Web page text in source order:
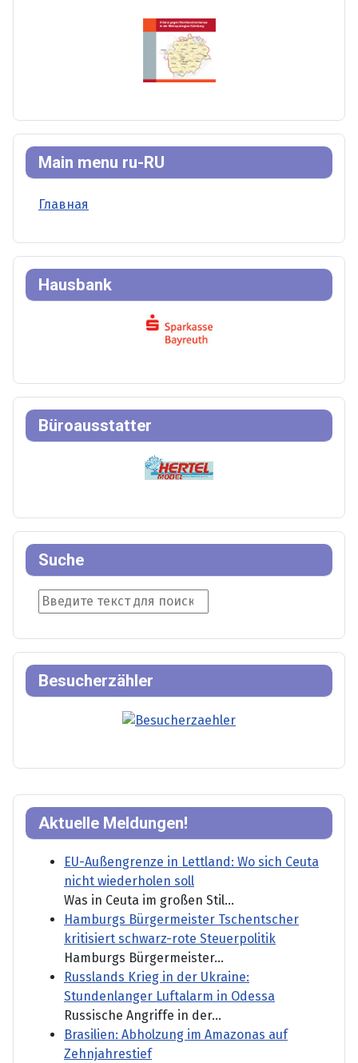
Aktuelle Meldungen!
EU-Außengrenze in Lettland: Wo sich Ceuta
nicht wiederholen soll
Was in Ceuta im großen Stil...
Hamburgs Bürgermeister Tschentscher
kritisiert schwarz-rote Steuerpolitik
Hamburgs Bürgermeister...
Russlands Krieg in der Ukraine:
Stundenlanger Luftalarm in Odessa
Russische Angriffe in der...
Brasilien: Abholzung im Amazonas auf
Zehnjahrestief
Main menu ru-RU
Главная
Hausbank
Büroausstatter
Suche
Suche
Besucherzähler